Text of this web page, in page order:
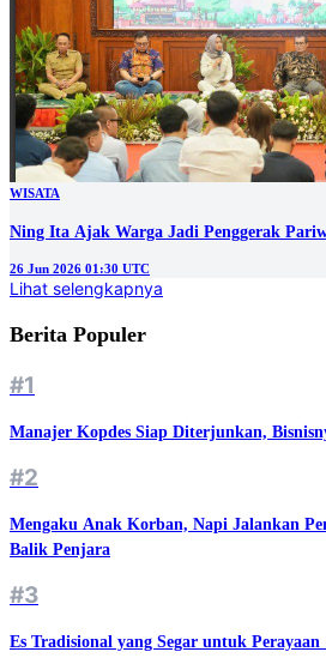
WISATA
Ning Ita Ajak Warga Jadi Penggerak
26 Jun 2026 01:30 UTC
Lihat selengkapnya
Berita Populer
#1
Manajer Kopdes Siap Diterjunkan,
#2
Mengaku Anak Korban, Napi Jalankan
Balik Penjara
#3
Es Tradisional yang Segar untuk Perayaan